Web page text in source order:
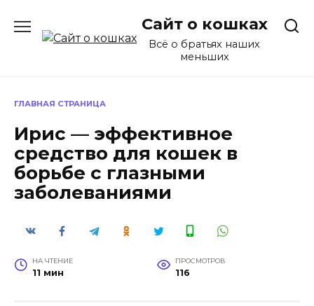
содержанию
Сайт о кошках
Всё о братьях наших
меньших
ГЛАВНАЯ СТРАНИЦА
Ирис — эффективное
средство для кошек в
борьбе с глазными
заболеваниями
НА ЧТЕНИЕ
11 мин
ПРОСМОТРОВ
116